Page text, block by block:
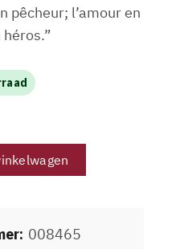
pêcheur; l’amour en
008465